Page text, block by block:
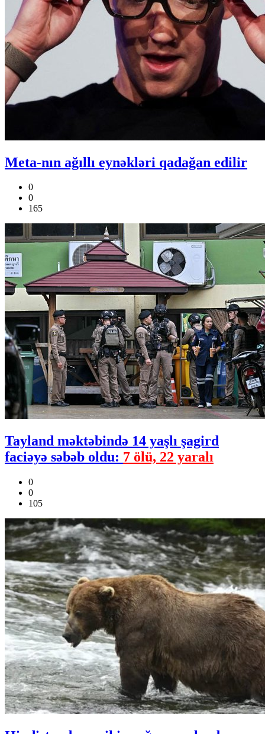
Meta-nın ağıllı eynəkləri qadağan edilir
0
0
165
Tayland məktəbində 14 yaşlı şagird
faciəyə səbəb oldu: 7 ölü, 22 yaralı
0
0
105